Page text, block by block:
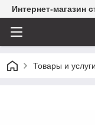
Интернет-магазин
Товары и услуги